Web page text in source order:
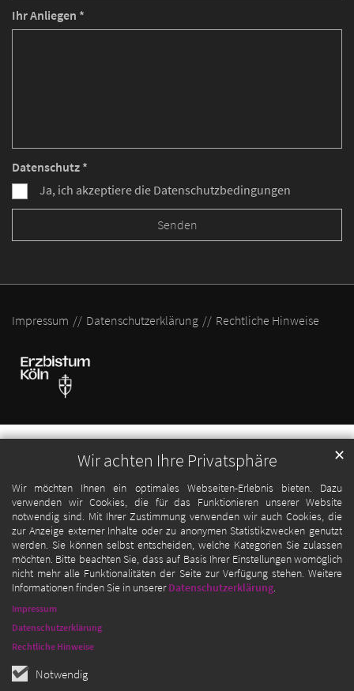
Wir achten Ihre Privatsphäre
Wir möchten Ihnen ein optimales Webseiten-Erlebnis bieten. Dazu
verwenden wir Cookies, die für das Funktionieren unserer Website
notwendig sind. Mit Ihrer Zustimmung verwenden wir auch Cookies, die
zur Anzeige externer Inhalte oder zu anonymen Statistikzwecken genutzt
werden. Sie können selbst entscheiden, welche Kategorien Sie zulassen
möchten. Bitte beachten Sie, dass auf Basis Ihrer Einstellungen womöglich
nicht mehr alle Funktionalitäten der Seite zur Verfügung stehen. Weitere
Informationen finden Sie in unsererDatenschutzerklärung.
Notwendig
✕
Impressum
Datenschutzerklärung
Rechtliche Hinweise
Ihr Anliegen *
Datenschutz *
Ja, ich akzeptiere die Datenschutzbedingungen
Impressum Datenschutzerklärung Rechtliche Hinweise